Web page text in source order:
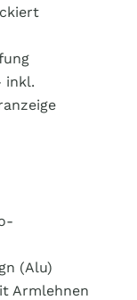
inkl.
(Alu)
Armlehnen